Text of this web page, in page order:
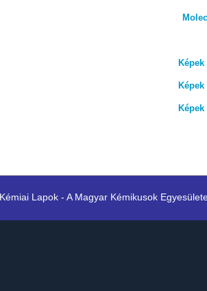
Lapok - A Magyar Kémikusok